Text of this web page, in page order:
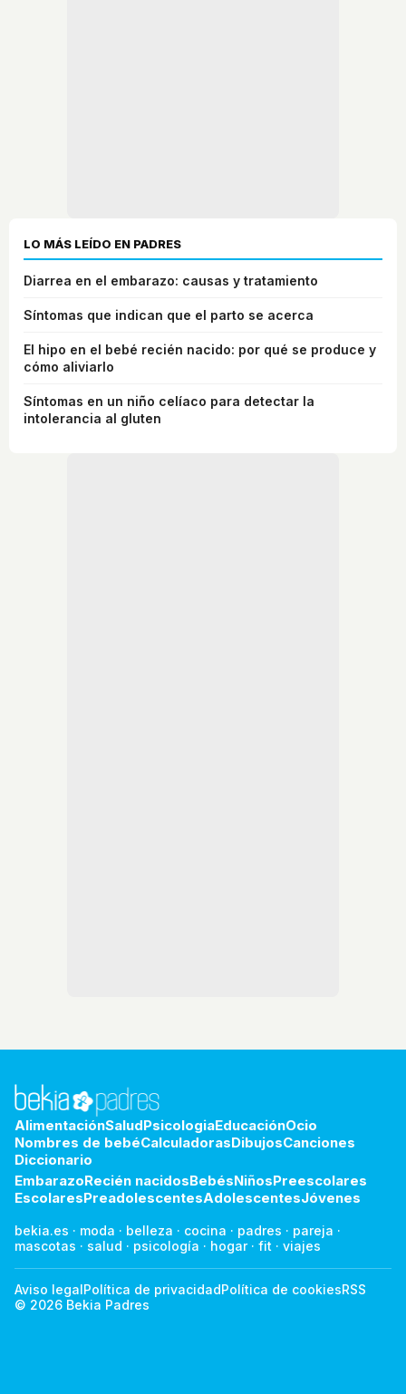
LO MÁS LEÍDO EN PADRES
Diarrea en el embarazo: causas y tratamiento
Síntomas que indican que el parto se acerca
El hipo en el bebé recién nacido: por qué se produce y
cómo aliviarlo
Síntomas en un niño celíaco para detectar la
intolerancia al gluten
AlimentaciónSaludPsicologiaEducaciónOcio
Nombres de bebéCalculadorasDibujosCanciones
Diccionario
EmbarazoRecién nacidosBebésNiñosPreescolares
EscolaresPreadolescentesAdolescentesJóvenes
bekia.es · moda · belleza · cocina · padres · pareja ·
mascotas · salud · psicología · hogar· fit · viajes
Aviso legalPolítica de privacidadPolítica de cookiesRSS
© 2026 Bekia Padres